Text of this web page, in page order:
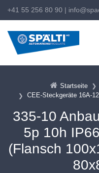
+41 55 256 80 90 |
Startseite
CEE-Steckgeräte 16A-
335-10
5p 10h
(Flansch